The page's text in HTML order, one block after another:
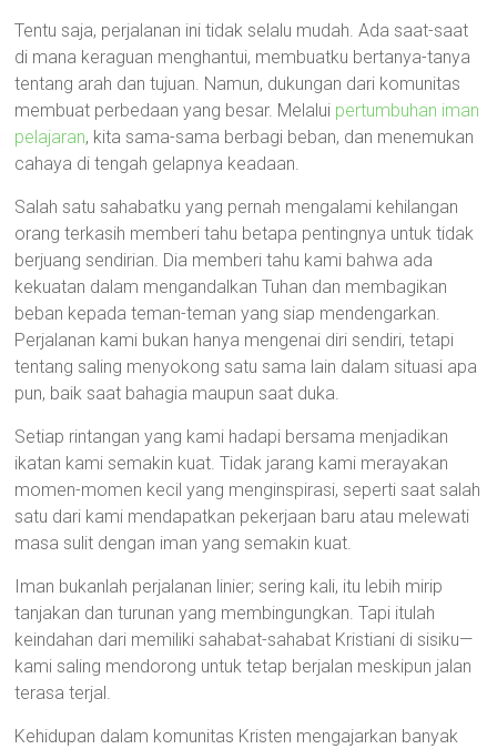
Tentu saja, perjalanan ini tidak selalu mudah. Ada saat-saat
di mana keraguan menghantui, membuatku bertanya-tanya
tentang arah dan tujuan. Namun, dukungan dari komunitas
membuat perbedaan yang besar. Melalui pertumbuhan iman
pelajaran, kita sama-sama berbagi beban, dan menemukan
cahaya di tengah gelapnya keadaan.
Salah satu sahabatku yang pernah mengalami kehilangan
orang terkasih memberi tahu betapa pentingnya untuk tidak
berjuang sendirian. Dia memberi tahu kami bahwa ada
kekuatan dalam mengandalkan Tuhan dan membagikan
beban kepada teman-teman yang siap mendengarkan.
Perjalanan kami bukan hanya mengenai diri sendiri, tetapi
tentang saling menyokong satu sama lain dalam situasi apa
pun, baik saat bahagia maupun saat duka.
Setiap rintangan yang kami hadapi bersama menjadikan
ikatan kami semakin kuat. Tidak jarang kami merayakan
momen-momen kecil yang menginspirasi, seperti saat salah
satu dari kami mendapatkan pekerjaan baru atau melewati
masa sulit dengan iman yang semakin kuat.
Iman bukanlah perjalanan linier; sering kali, itu lebih mirip
tanjakan dan turunan yang membingungkan. Tapi itulah
keindahan dari memiliki sahabat-sahabat Kristiani di sisiku—
kami saling mendorong untuk tetap berjalan meskipun jalan
terasa terjal.
Kehidupan dalam komunitas Kristen mengajarkan banyak